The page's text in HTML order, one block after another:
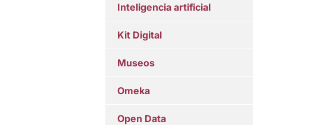
Inteligencia artificial
Kit Digital
Museos
Omeka
Open Data